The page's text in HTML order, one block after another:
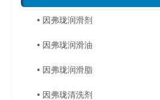
• 因弗珑润滑剂
• 因弗珑润滑油
• 因弗珑润滑脂
• 因弗珑清洗剂